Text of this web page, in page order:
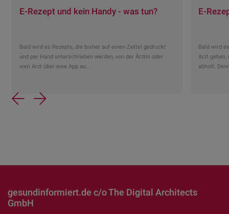
E-Rezept und kein Handy - was tun?
Bald wird es Rezepte, die bisher auf einen Zettel gedruckt
und per Hand unterschrieben werden, von der Ärztin oder
vom Arzt über eine App au...
E-
Bald wird
Arzt
abholt.
Previous
Next
gesundinformiert.de c/o The Digital Architects
GmbH